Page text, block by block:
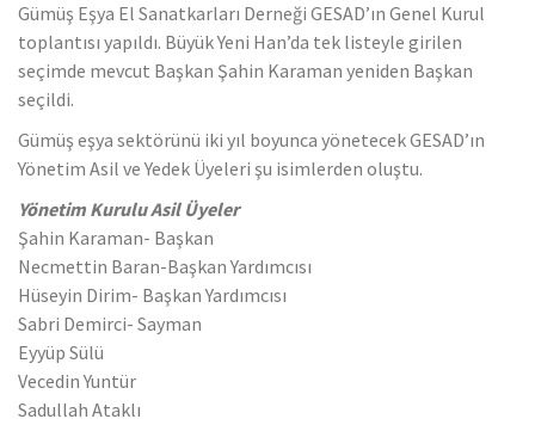
Gümüş Eşya El Sanatkarları Derneği GESAD’ın Genel Kurul
toplantısı yapıldı. Büyük Yeni Han’da tek listeyle girilen
seçimde mevcut Başkan Şahin Karaman yeniden Başkan
seçildi.
Gümüş eşya sektörünü iki yıl boyunca yönetecek GESAD’ın
Yönetim Asil ve Yedek Üyeleri şu isimlerden oluştu.
Yönetim Kurulu Asil Üyeler
Şahin Karaman- Başkan
Necmettin Baran-Başkan Yardımcısı
Hüseyin Dirim- Başkan Yardımcısı
Sabri Demirci- Sayman
Eyyüp Sülü
Vecedin Yuntür
Sadullah Ataklı